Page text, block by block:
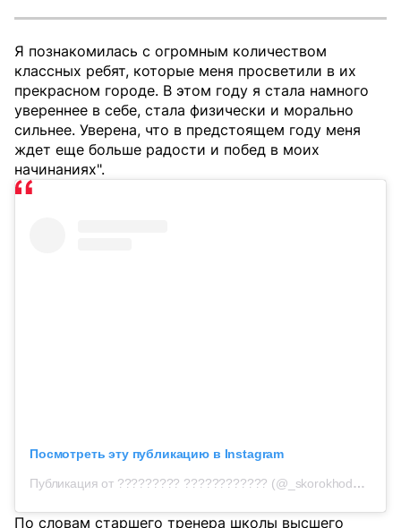
Я познакомилась с огромным количеством
классных ребят, которые меня просветили в их
прекрасном городе. В этом году я стала намного
увереннее в себе, стала физически и морально
сильнее. Уверена, что в предстоящем году меня
ждет еще больше радости и побед в моих
начинаниях".
Посмотреть эту публикацию в Instagram
Публикация от ????????? ???????????? (@_skorokhodova_a)
По словам старшего тренера школы высшего